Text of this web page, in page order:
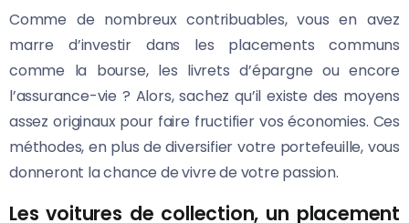
Comme de nombreux contribuables, vous en avez
marre d’investir dans les placements communs
comme la bourse, les livrets d’épargne ou encore
l’assurance-vie ? Alors, sachez qu’il existe des moyens
assez originaux pour faire fructifier vos économies. Ces
méthodes, en plus de diversifier votre portefeuille, vous
donneront la chance de vivre de votre passion.
Les voitures de collection, un placement